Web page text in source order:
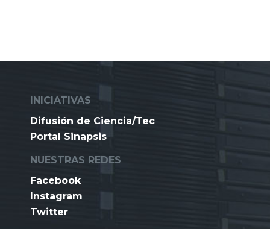
INICIATIVAS
Difusión de Ciencia/Tec
Portal Sinapsis
NUESTRAS REDES
Facebook
Instagram
Twitter